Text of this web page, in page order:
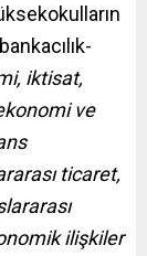
iktisat,
ve
ticaret,
ilişkiler